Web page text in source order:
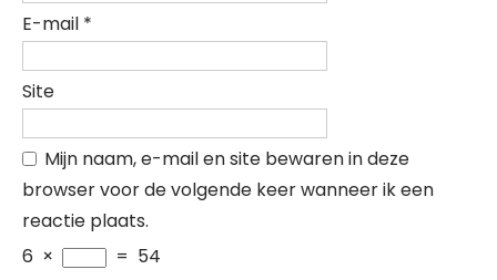
E-mail *
Site
Mijn naam, e-mail en site bewaren in deze
browser voor de volgende keer wanneer ik een
reactie plaats.
6 × = 54